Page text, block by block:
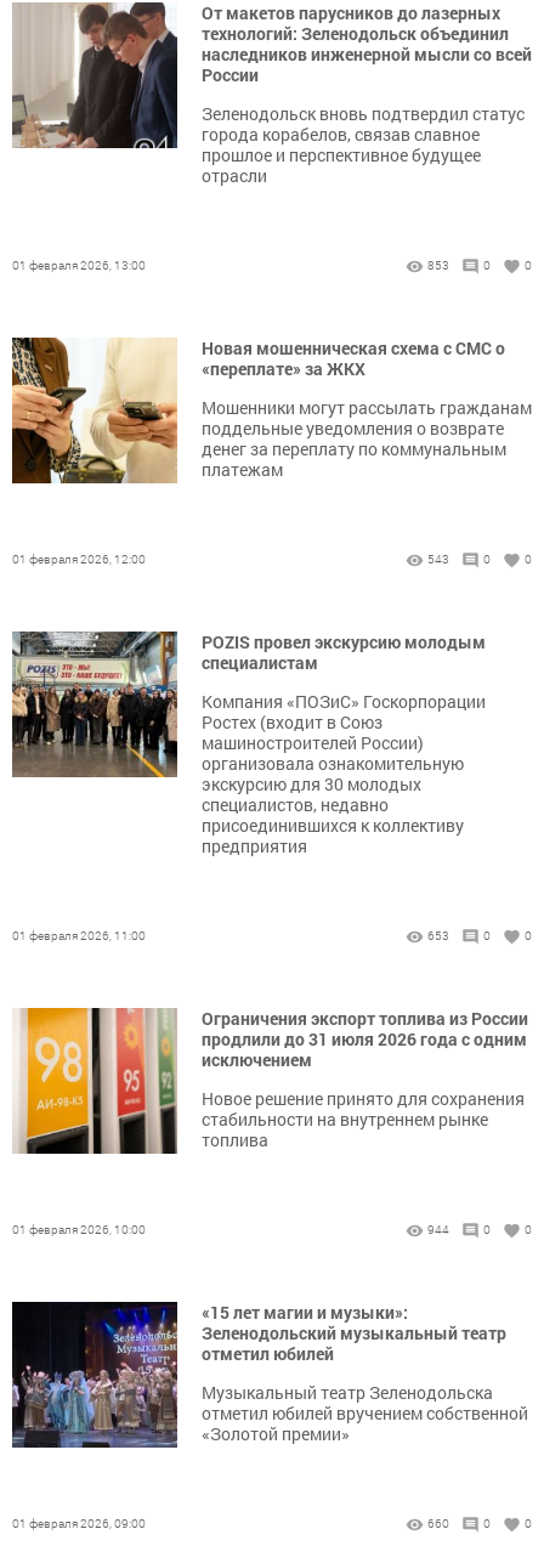
От макетов парусников до лазерных
технологий: Зеленодольск объединил
наследников инженерной мысли со всей
России
Зеленодольск вновь подтвердил статус
города корабелов, связав славное
прошлое и перспективное будущее
отрасли
01 февраля 2026, 13:00 853 0 0
Новая мошенническая схема с СМС о
«переплате» за ЖКХ
Мошенники могут рассылать гражданам
поддельные уведомления о возврате
денег за переплату по коммунальным
платежам
01 февраля 2026, 12:00 543 0 0
POZIS провел экскурсию молодым
специалистам
Компания «ПОЗиС» Госкорпорации
Ростех (входит в Союз
машиностроителей России)
организовала ознакомительную
экскурсию для 30 молодых
специалистов, недавно
присоединившихся к коллективу
предприятия
01 февраля 2026, 11:00 653 0 0
Ограничения экспорт топлива из России
продлили до 31 июля 2026 года с одним
исключением
Новое решение принято для сохранения
стабильности на внутреннем рынке
топлива
01 февраля 2026, 10:00 944 0 0
«15 лет магии и музыки»:
Зеленодольский музыкальный театр
отметил юбилей
Музыкальный театр Зеленодольска
отметил юбилей вручением собственной
«Золотой премии»
01 февраля 2026, 09:00 660 0 0